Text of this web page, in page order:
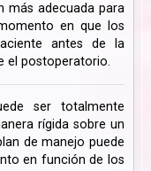
más adecuada para
en que los
antes de la
el postoperatorio.
ser totalmente
rígida sobre un
de manejo puede
en función de los